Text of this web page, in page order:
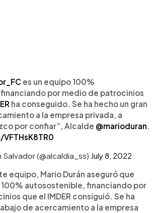
es un equipo 100%
por medio de patrocinios
ha conseguido. Se ha hecho un gran
a la empresa privada, a
por confiar”, Alcalde @marioduran.
(@alcaldia_ss) July 8, 2022
equipo, Mario Durán aseguró que
autosostenible, financiando por
que el IMDER consiguió. Se ha
de acercamiento a la empresa